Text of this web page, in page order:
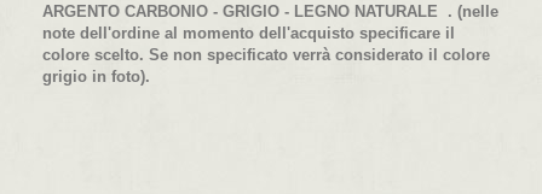
ARGENTO CARBONIO - GRIGIO - LEGNO NATURALE
. (nelle
note dell'ordine al momento dell'acquisto specificare il
colore scelto. Se non specificato verrà considerato il colore
grigio in foto).